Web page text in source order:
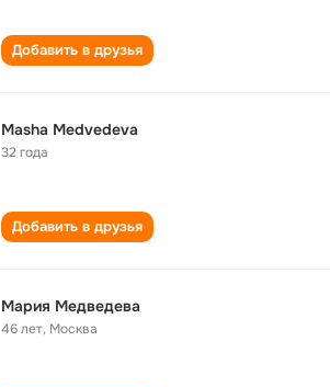
Добавить в друзья
Masha Medvedeva
32 года
Добавить в друзья
Мария Медведева
46 лет, Москва